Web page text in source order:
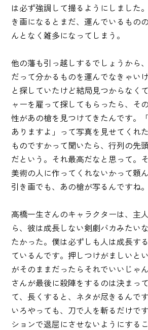
は必ず強調して撮るようにしました
き画になるとまだ、運んでいるもの
んとなく雑多になってしまう。
他の藩も引っ越しするでしょうから
だって分かるものを運んでなきゃい
と探していたけど結局見つからなく
ャーを雇って探してもらったら、そ
性があの槍を見つけてきたんです。
ありますよ」って写真を見せてくれ
ものですかって聞いたら、行列の先
だという。それ最高だなと思って。
美術の人に作ってくれないかって頼
引き画でも、あの槍が写るんですね。
高橋一生さんのキャラクターは、主
ら、彼は成長しない剣劇バカみたい
たかった。僕は必ずしも人は成長す
ているんです。押しつけがましいと
がそのままだったらそれでいいじゃ
さんが最後に殺陣をするのは決まっ
て、長くすると、ネタが尽きるんで
いろやっても、刀で人を斬るだけで
ションで退屈にさせないようにする